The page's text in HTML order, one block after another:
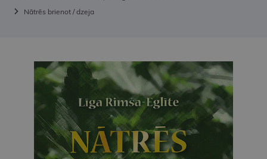
Nātrēs brienot / dzeja